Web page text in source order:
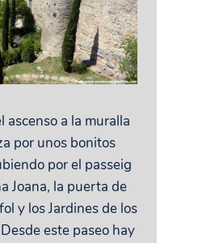
ascenso a la muralla
por unos bonitos
por el passeig
Joana, la puerta de
y los Jardines de los
este paseo hay